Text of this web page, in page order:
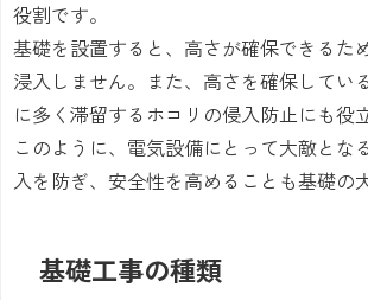
役割です。
基礎を設置すると、高さが確保できるた
浸入しません。また、高さを確保してい
に多く滞留するホコリの侵入防止にも役
このように、電気設備にとって大敵とな
入を防ぎ、安全性を高めることも基礎の
基礎工事の種類